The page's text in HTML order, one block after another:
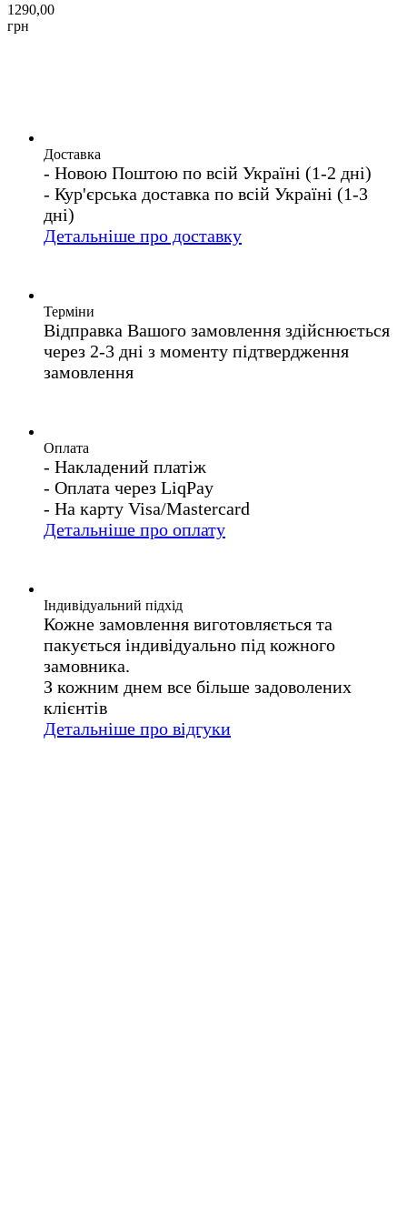
1290,00
грн
Доставка
- Новою Поштою по всій Україні (1-2 дні)
- Кур'єрська доставка по всій Україні (1-3
дні)
Детальніше про доставку
Терміни
Відправка Вашого замовлення здійснюється
через 2-3 дні з моменту підтвердження
замовлення
Оплата
- Накладений платіж
- Оплата через LiqPay
- На карту Visa/Mastercard
Детальніше про оплату
Індивідуальний підхід
Кожне замовлення виготовляється та
пакується індивідуально під кожного
замовника.
З кожним днем все більше задоволених
клієнтів
Детальніше про відгуки